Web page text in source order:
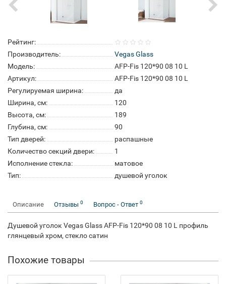
Рейтинг:
Производитель:
Vegas Glass
Модель:
AFP-Fis 120*90 08 10 L
Артикул:
AFP-Fis 120*90 08 10 L
Регулируемая ширина:
да
Ширина, см:
120
Высота, см:
189
Глубина, см:
90
Тип дверей:
распашные
Количество секций двери:
1
Исполнение стекла:
матовое
Тип:
душевой уголок
Описание Отзывы 0 Вопрос - Ответ 0
Душевой уголок Vegas Glass AFP-Fis 120*90 08 10 L профиль
глянцевый хром, стекло сатин
Похожие товары